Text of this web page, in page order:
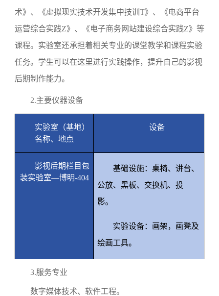
术》、《虚拟现实技术开发集中技训 T》、《电商平台
运营综合实践Z》、《电子商务网站建设综合实践Z》等
课程。实验室还承担着相关专业的课堂教学和课程实验
任务。学生可以在这里进行实践操作，提升自己的影视
后期制作能力。
2.主要仪器设备
实验室（基地）
名称、地点
设备
影视后期栏目包
装实验室—博明-404
基础设施：桌椅、讲台、
公放、黑板、交换机、投
影。
实验设备：画架，画凳及
绘画工具。
3.服务专业
数字媒体技术、软件工程。